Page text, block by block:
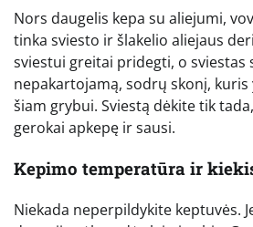
Nors daugelis kepa su aliejumi,
tinka sviesto ir šlakelio aliejaus
sviestui greitai pridegti, o sviestas
nepakartojamą, sodrų skonį,
šiam grybui. Sviestą dėkite tik
gerokai apkepę ir sausi.
Kepimo temperatūra ir
Niekada neperpildykite keptuvės.